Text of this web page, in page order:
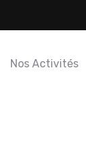
Nos Activités